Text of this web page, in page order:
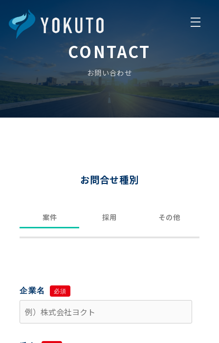
CONTACT
お問い合わせ
お問合せ種別
案件 採用 その他
企業名 必須